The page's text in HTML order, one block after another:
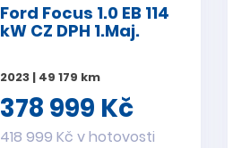
Ford Focus 1.0 EB 114
kW CZ DPH 1.Maj.
2023 | 49 179 km
378 999 Kč
418 999 Kč v hotovosti